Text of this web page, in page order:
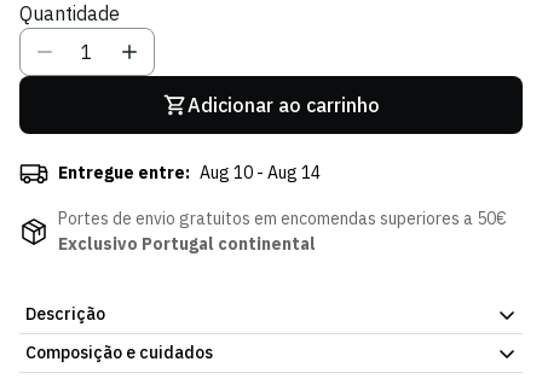
IndisponívelIndisponível
Quantidade
Adicionar ao carrinho
Entregue entre: Aug 10 - Aug 14
Portes de envio gratuitos em encomendas superiores a 50€
Exclusivo Portugal continental
Descrição
Pack 3 Meias Treino Brancas, com o emblema do Sporting Clube
Composição e cuidados